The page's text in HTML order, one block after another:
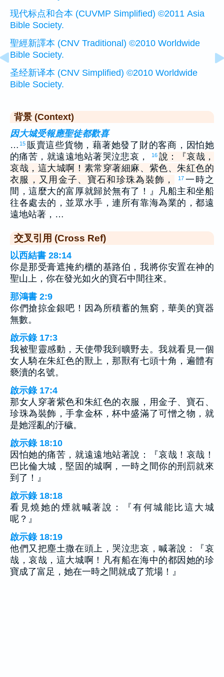
现代标点和合本 (CUVMP Simplified) ©2011 Asia
Bible Society.
聖經新譯本 (CNV Traditional) ©2010 Worldwide
Bible Society.
圣经新译本 (CNV Simplified) ©2010 Worldwide
Bible Society.
背景 (Context)
因大城受報應聖徒都歡喜
… 15 販賣這些貨物，藉著她發了財的客商，因怕她
的痛苦，就遠遠地站著哭泣悲哀，
16 說：『哀哉，
哀哉，這大城啊！素常穿著細麻、紫色、朱紅色的
衣服，又用金子、寶石和珍珠為裝飾，
17 一時之
間，這麼大的富厚就歸於無有了！』凡船主和坐船
往各處去的，並眾水手，連所有靠海為業的，都遠
遠地站著，…
交叉引用 (Cross Ref)
以西結書 28:14
你是那受膏遮掩約櫃的基路伯，我將你安置在神的
聖山上，你在發光如火的寶石中間往來。
那鴻書 2:9
你們搶掠金銀吧！因為所積蓄的無窮，華美的寶器
無數。
啟示錄 17:3
我被聖靈感動，天使帶我到曠野去。我就看見一個
女人騎在朱紅色的獸上，那獸有七頭十角，遍體有
褻瀆的名號。
啟示錄 17:4
那女人穿著紫色和朱紅色的衣服，用金子、寶石、
珍珠為裝飾，手拿金杯，杯中盛滿了可憎之物，就
是她淫亂的汙穢。
啟示錄 18:10
因怕她的痛苦，就遠遠地站著說：『哀哉！哀哉！
巴比倫大城，堅固的城啊，一時之間你的刑罰就來
到了！』
啟示錄 18:18
看見燒她的煙就喊著說：『有何城能比這大城
呢？』
啟示錄 18:19
他們又把塵土撒在頭上，哭泣悲哀，喊著說：『哀
哉，哀哉，這大城啊！凡有船在海中的都因她的珍
寶成了富足，她在一時之間就成了荒場！』